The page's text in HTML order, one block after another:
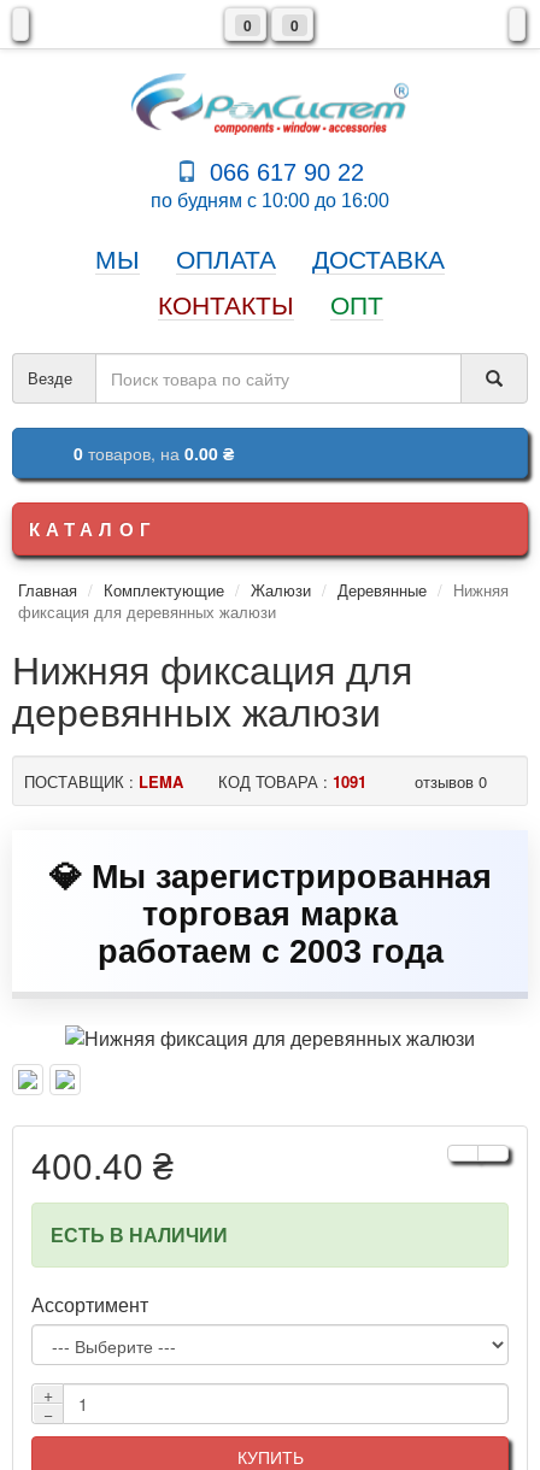
0 0
066 617 90 22
по будням с 10:00 до 16:00
МЫ ОПЛАТА
ДОСТАВКА
КОНТАКТЫ
ОПТ
Везде
0 товаров, на 0.00 ₴
КАТАЛОГ
Главная Комплектующие Жалюзи Деревянные
Нижняя
фиксация для деревянных жалюзи
Нижняя фиксация для
деревянных жалюзи
ПОСТАВЩИК : LEMA КОД ТОВАРА : 1091 отзывов 0
💎 Мы зарегистрированная
торговая марка
работаем с 2003 года
400.40 ₴
ЕСТЬ В НАЛИЧИИ
Ассортимент
+
−
КУПИТЬ